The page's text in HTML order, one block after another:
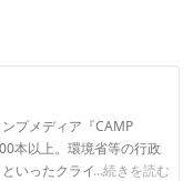
プメディア『CAMP
本以上。環境省等の行政
いったクライアントとの
...続きを読む